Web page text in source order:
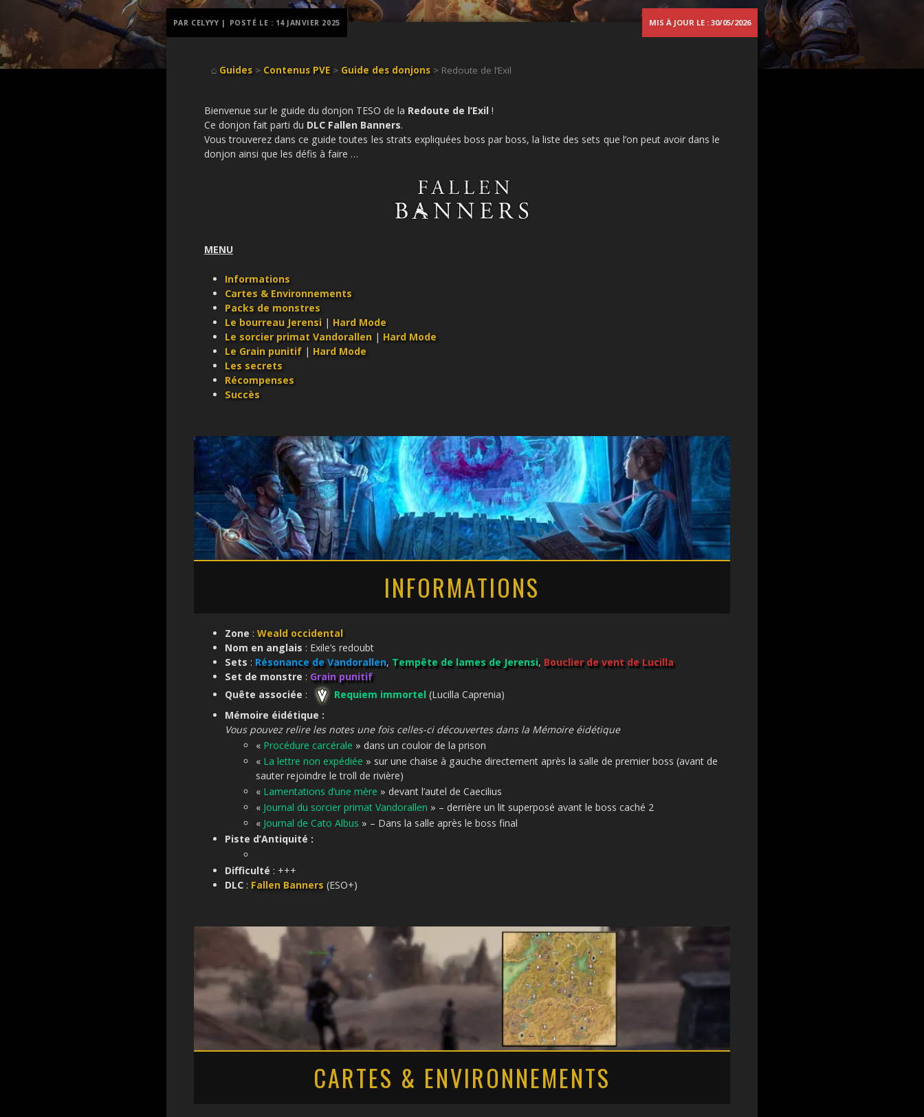
MIS À JOUR LE : 30/05/2026
⌂ Guides> Contenus PVE> Guide des donjons> Redoute de l’Exil
Bienvenue sur le guide du donjon TESO de la Redoute de l’Exil !
Ce donjon fait parti du DLC Fallen Banners.
Vous trouverez dans ce guide toutes les strats expliquées boss par boss, la liste des sets que l’on peut avoir dans le
donjon ainsi que les défis à faire …
MENU
Informations
Cartes & Environnements
Packs de monstres
Le bourreau Jerensi| Hard Mode
Le sorcier primat Vandorallen | Hard Mode
Le Grain punitif| Hard Mode
Les secrets
Récompenses
Succès
INFORMATIONS
Zone : Weald occidental
Nom en anglais : Exile’s redoubt
Sets : Résonance de Vandorallen, Tempête de lames de Jerensi, Bouclier de vent de Lucilla
Set de monstre : Grain punitif
Quête associée : Requiem immortel(Lucilla Caprenia)
Mémoire éidétique :
Vous pouvez relire les notes une fois celles-ci découvertes dans la Mémoire éidétique
« Procédure carcérale » dans un couloir de la prison
« La lettre non expédiée » sur une chaise à gauche directement après la salle de premier boss (avant de
sauter rejoindre le troll de rivière)
« Lamentations d’une mère » devant l’autel de Caecilius
« Journal du sorcier primat Vandorallen » – derrière un lit superposé avant le boss caché 2
« Journal de Cato Albus » – Dans la salle après le boss final
Piste d’Antiquité :
Difficulté : +++
DLC: Fallen Banners (ESO+)
CARTES & ENVIRONNEMENTS
PAR CELYYY | POSTÉ LE : 14 JANVIER 2025